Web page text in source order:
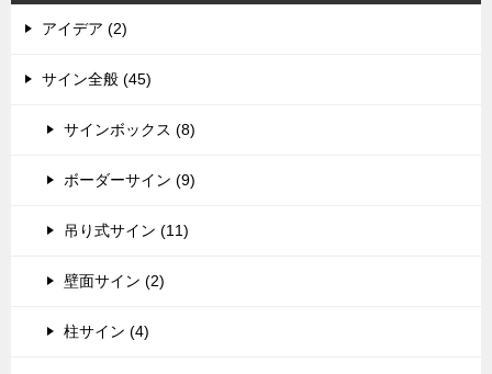
アイデア (2)
サイン全般 (45)
サインボックス (8)
ボーダーサイン (9)
吊り式サイン (11)
壁面サイン (2)
柱サイン (4)